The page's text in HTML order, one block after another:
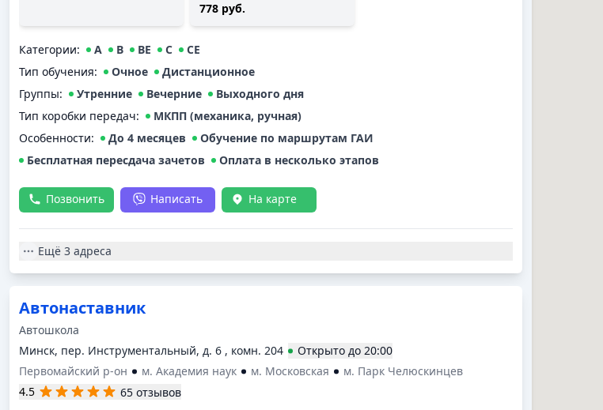
778 руб.
Категории: A B BE C
CE
Тип обучения: Очное
Дистанционное
Группы: Утренние Вечерние
Выходного дня
Тип коробки передач:
МКПП (механика, ручная)
Особенности:
До 4 месяцев
Обучение по маршрутам ГАИ
Бесплатная пересдача зачетов
Оплата в несколько этапов
Позвонить Написать На карте
Ещё 3 адреса
Автонаставник
Автошкола
Минск, пер. Инструментальный, д. 6 , комн. 204
Открыто до 20:00
Первомайский р-он
м. Академия наук м. Московская
м. Парк Челюскинцев
4.5
65 отзывов